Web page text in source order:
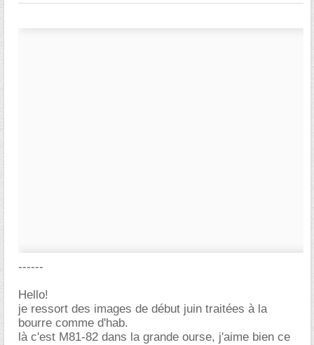
------
Hello!
je ressort des images de début juin traitées à la
bourre comme d'hab.
là c'est M81-82 dans la grande ourse, j'aime bien ce